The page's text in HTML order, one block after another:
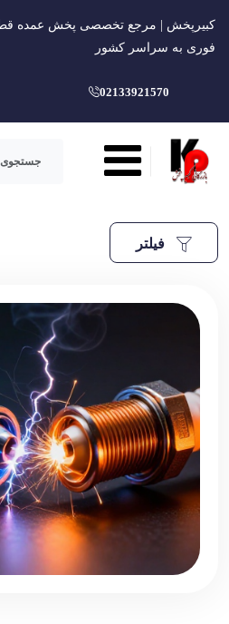
کبیرپخش | مرجع تخصصی پخش عمده
فوری به سراسر کشور
02133921570
فیلتر